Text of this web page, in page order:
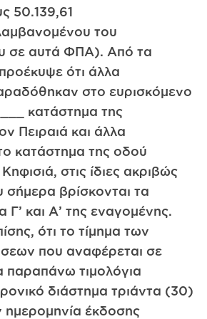
50.139,61
του
σε αυτά ΦΠΑ). Από τα
ότι άλλα
στο ευρισκόμενο
κατάστημα της
Πειραιά και άλλα
κατάστημα της οδού
στις ίδιες ακριβώς
σήμερα βρίσκονται τα
Γ’ και Α’ της εναγομένης.
ότι το τίμημα των
που αναφέρεται σε
παραπάνω τιμολόγια
διάστημα τριάντα (30)
έκδοσης